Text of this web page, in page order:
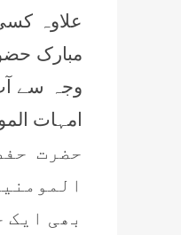
علاوہ
مبارک
وجہ سے
امہات
حضرت
بھی ایک